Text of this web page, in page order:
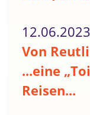
12.06.2023
Von
...eine
Reisen...